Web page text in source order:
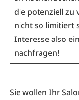
die potenziell zu
nicht so limitiert
Interesse also
nachfragen!
Sie wollen Ihr